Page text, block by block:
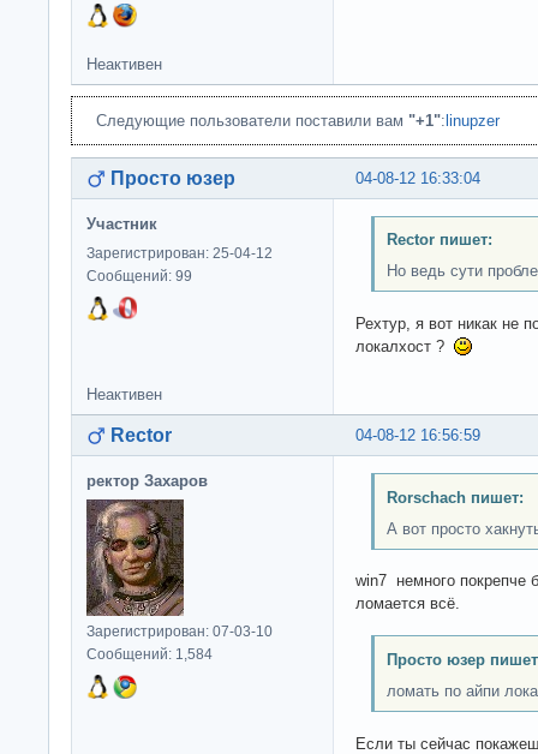
Неактивен
Следующие пользователи поставили вам "+1": linupzer
04-08-12 16:33:04
Просто юзер
Участник
Зарегистрирован: 25-04-12
Сообщений: 99
Rector пишет:
Но ведь сути
Рехтур, я вот никак не
локалхост ?
Неактивен
04-08-12 16:56:59
Rector
ректор Захаров
Зарегистрирован: 07-03-10
Сообщений: 1,584
Rorschach пишет:
А вот просто
win7 немного покрепче
ломается всё.
Просто юзер
ломать по айпи
Если ты сейчас